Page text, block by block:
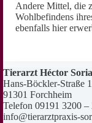
Andere Mittel, die
Wohlbefindens
ebenfalls hier
Tierarzt Héctor
Hans-Böckler-Straße
91301 Forchheim
Telefon 09191 3200 –
info@tierarztpraxis-